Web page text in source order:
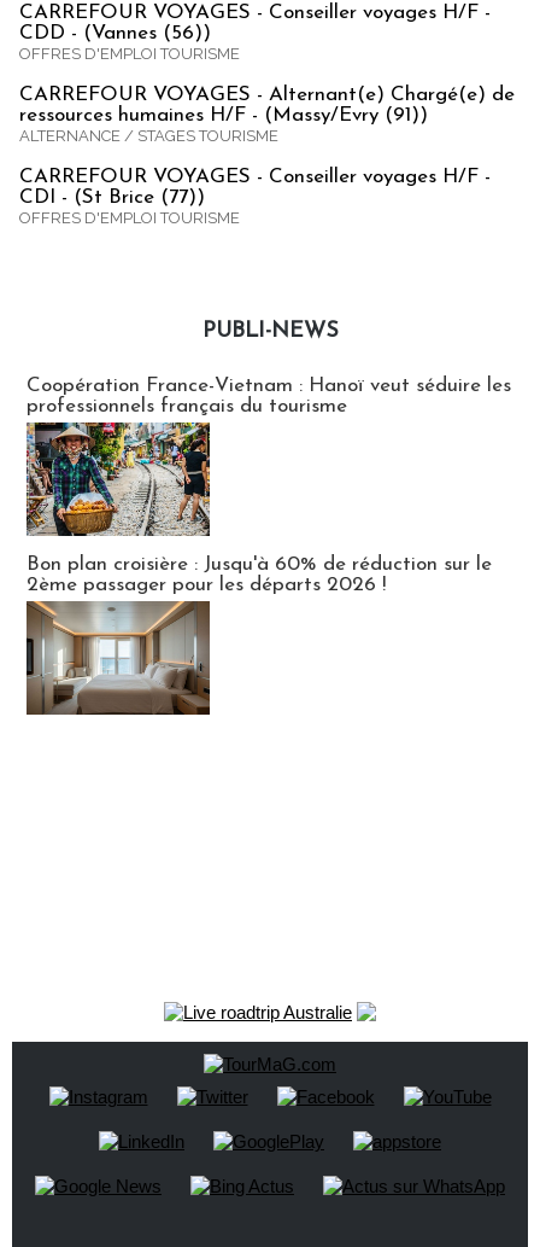
CARREFOUR VOYAGES - Conseiller voyages H/F -
CDD - (Vannes (56))
OFFRES D'EMPLOI TOURISME
CARREFOUR VOYAGES - Alternant(e) Chargé(e) de
ressources humaines H/F - (Massy/Evry (91))
ALTERNANCE / STAGES TOURISME
CARREFOUR VOYAGES - Conseiller voyages H/F -
CDI - (St Brice (77))
OFFRES D'EMPLOI TOURISME
PUBLI-NEWS
Coopération France-Vietnam : Hanoï veut séduire les
professionnels français du tourisme
Bon plan croisière : Jusqu'à 60% de réduction sur le
2ème passager pour les départs 2026 !